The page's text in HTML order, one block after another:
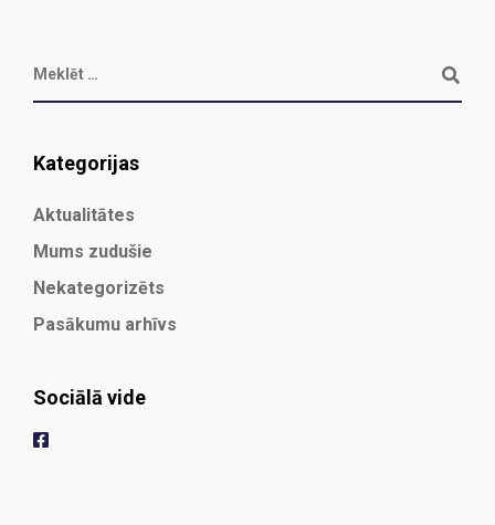
Kategorijas
Aktualitātes
Mums zudušie
Nekategorizēts
Pasākumu arhīvs
Sociālā vide